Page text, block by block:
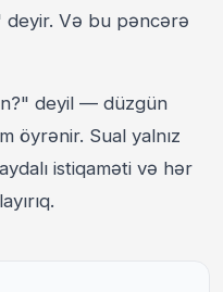
Və bu pəncərə
deyil — düzgün
öyrənir. Sual yalnız
istiqaməti və hər